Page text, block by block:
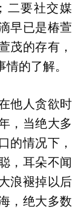
二要社交媒
早已是椿萱
茂的存有，
的了解。
他人贪欲时
，当绝大多
的情况下，
，耳朵不闻
浪褪掉以后
，绝大多数